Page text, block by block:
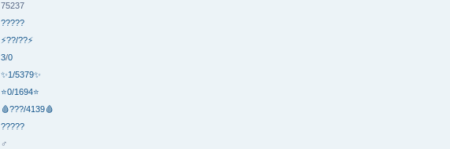
75237
?????
⚡??/??⚡
3/0
✨1/5379✨
⭐0/1694⭐
🩸???/4139🩸
?????
♂️